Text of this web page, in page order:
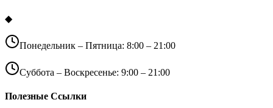
◆
Понедельник – Пятница: 8:00 – 21:00
Суббота – Воскресенье: 9:00 – 21:00
Полезные Ссылки